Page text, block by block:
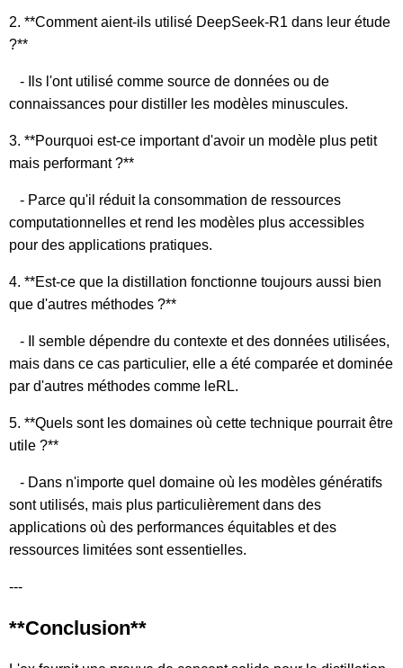
2. **Comment aient-ils utilisé DeepSeek-R1 dans leur étude
?**
- Ils l'ont utilisé comme source de données ou de
connaissances pour distiller les modèles minuscules.
3. **Pourquoi est-ce important d'avoir un modèle plus petit
mais performant ?**
- Parce qu'il réduit la consommation de ressources
computationnelles et rend les modèles plus accessibles
pour des applications pratiques.
4. **Est-ce que la distillation fonctionne toujours aussi bien
que d'autres méthodes ?**
- Il semble dépendre du contexte et des données utilisées,
mais dans ce cas particulier, elle a été comparée et dominée
par d'autres méthodes comme leRL.
5. **Quels sont les domaines où cette technique pourrait être
utile ?**
- Dans n'importe quel domaine où les modèles génératifs
sont utilisés, mais plus particulièrement dans des
applications où des performances équitables et des
ressources limitées sont essentielles.
---
**Conclusion**